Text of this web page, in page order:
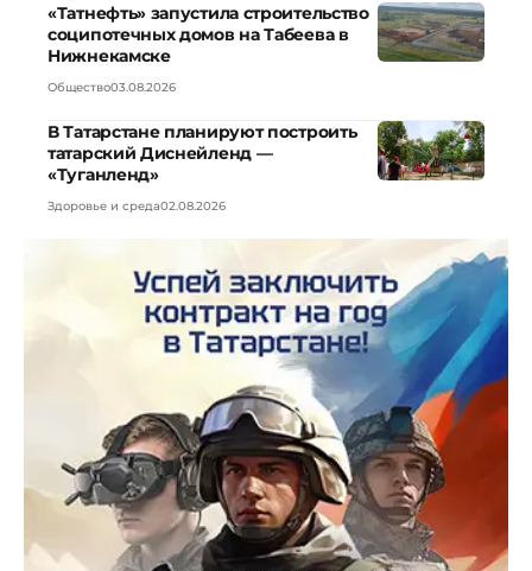
«Татнефть» запустила строительство
соципотечных домов на Табеева в
Нижнекамске
Общество03.08.2026
В Татарстане планируют построить
татарский Диснейленд —
«Туганленд»
Здоровье и среда02.08.2026